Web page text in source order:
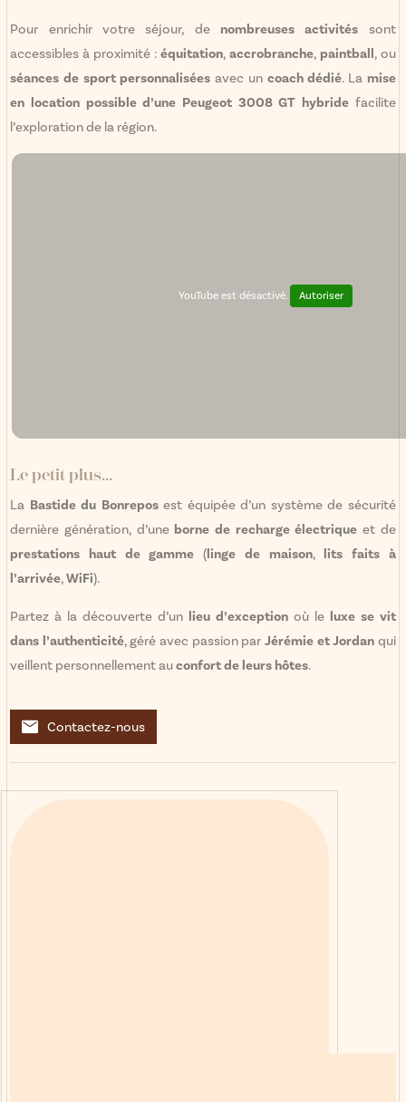
Pour enrichir votre séjour, de nombreuses activités sont
accessibles à proximité :équitation,accrobranche, paintball, ou
séances de sport personnalisées avec un coach dédié. La mise
en location possible d’une Peugeot 3008 GT hybride facilite
l’exploration de la région.
YouTube est désactivé. Autoriser
Le petit plus...
La Bastide du Bonreposest équipée d’un système de sécurité
dernière génération, d’une borne de recharge électrique et de
prestations haut de gamme (linge de maison, lits faits à
l’arrivée,WiFi).
Partez à la découverte d’un lieu d’exception où le luxe se vit
dans l’authenticité, géré avec passion par Jérémie et Jordan qui
veillent personnellement auconfort de leurs hôtes.
Contactez-nous